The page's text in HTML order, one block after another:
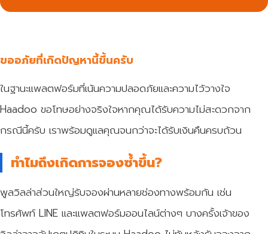
ขออภัยที่เกิดปัญหานี้ขึ้นครับ
ในฐานะแพลตฟอร์มที่เน้นความปลอดภัยและความไว้วางใจ
Haadoo ขอโทษอย่างจริงใจหากคุณได้รับความไม่สะดวกจาก
กรณีนี้ครับ เราพร้อมดูแลคุณจนกว่าจะได้รับเงินคืนครบถ้วน
ทำไมถึงเกิดการจองซ้ำขึ้น?
พูลวิลล่าส่วนใหญ่รับจองผ่านหลายช่องทางพร้อมกัน เช่น
โทรศัพท์ LINE และแพลตฟอร์มออนไลน์ต่างๆ บางครั้งเจ้าของ